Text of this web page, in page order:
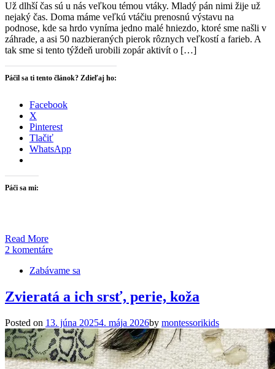
Už dlhší čas sú u nás veľkou témou vtáky. Mladý pán nimi žije už
nejaký čas. Doma máme veľkú vtáčiu prenosnú výstavu na
podnose, kde sa hrdo vyníma jedno malé hniezdo, ktoré sme našli v
záhrade, a asi 50 nazbieraných pierok rôznych veľkostí a farieb. A
tak sme si tento týždeň urobili zopár aktivít o […]
Páčil sa ti tento článok? Zdieľaj ho:
Facebook
X
Pinterest
Tlačiť
WhatsApp
Páči sa mi:
Read More
2 komentáre
Zabávame sa
Zvieratá a ich srsť, perie, koža
Posted on 13. júna 20254. mája 2026by montessorikids